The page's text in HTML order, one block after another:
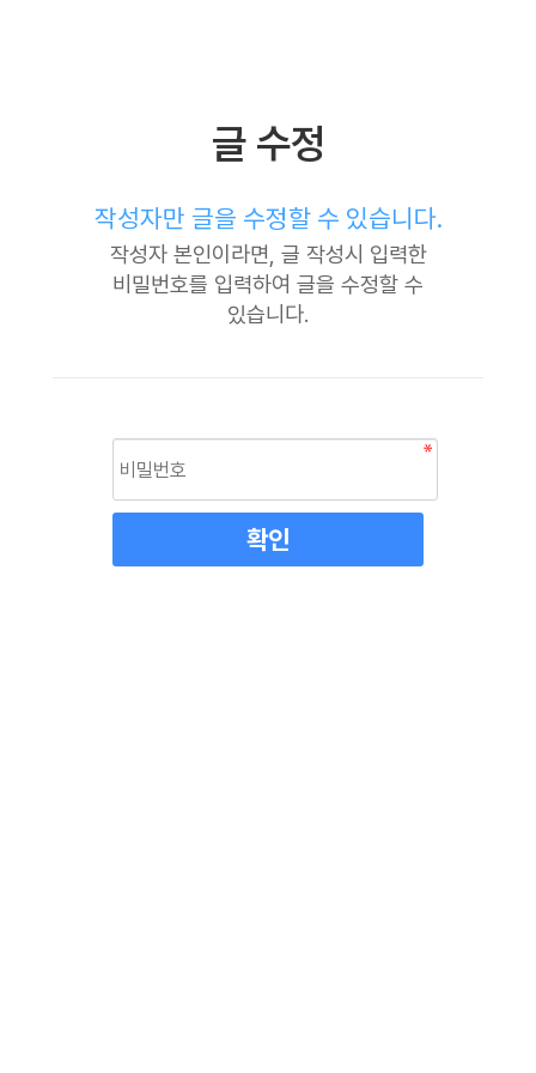
글 수정
작성자만 글을 수정할 수 있습니다.
작성자 본인이라면, 글 작성시 입력한
비밀번호를 입력하여 글을 수정할 수
있습니다.